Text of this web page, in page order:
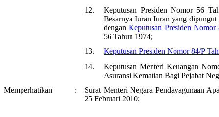
12.
Keputusan Presiden Nomor 56
Besarnya Iuran-Iuran yang dipungut
denganKeputusan Presiden Nomor
56 Tahun 1974;
13.
Keputusan Presiden Nomor 84/P
14.
Keputusan Menteri Keuangan
Asuransi Kematian Bagi Pejabat
Memperhatikan
:
Surat Menteri Negara Pendayagunaan
25 Februari 2010;